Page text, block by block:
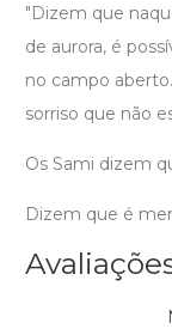
"Dizem que
de aurora, é
no campo
sorriso que não
Os Sami dizem
Dizem que é